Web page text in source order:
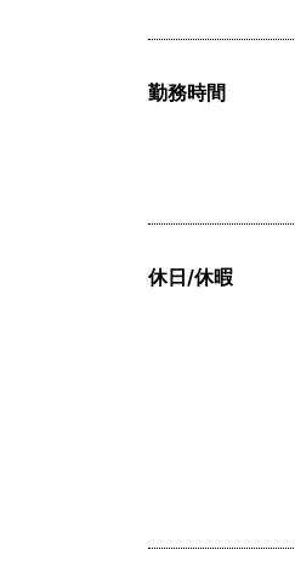
勤務時間
休日/休暇